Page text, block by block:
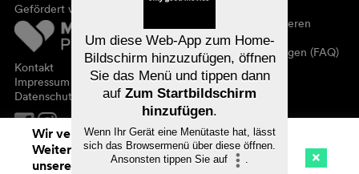
Gefördert von
Kontakt
Impressum
Datenschutz
Registrieren/abonnieren
Newsletter
Häufig gestellte Fragen (FAQ)
Gutscheine
Wir verwenden Cookies. Mit dem
Weitersurfen auf cinefile.ch stimmen Sie
unserer Cookie-Nutzung zu. Mehr Infos
Um diese Web-App zum Home-
Bildschirm hinzuzufügen, öffnen
Sie das Menü und tippen dann
auf Zum Startbildschirm
hinzufügen.
Wenn Ihr Gerät eine Menütaste hat, lässt
sich das Browsermenü über diese öffnen.
Ansonsten tippen Sie auf
.